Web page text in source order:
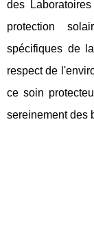
des
protection
spécifiques de
respect de
ce soin
sereinement des